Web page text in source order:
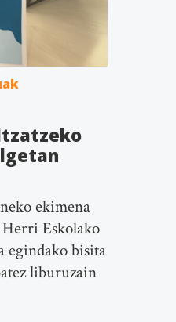
ekimena
Eskolako
egindako bisita
liburuzain